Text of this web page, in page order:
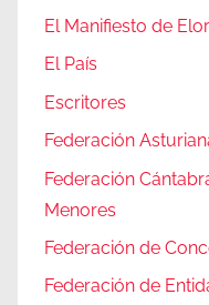
El Manifiesto de
El País
Escritores
Federación
Federación
Menores
Federación de
Federación de